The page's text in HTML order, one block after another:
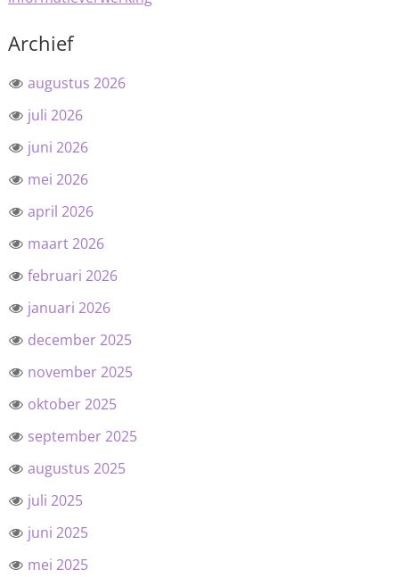
Archief
augustus 2026
juli 2026
juni 2026
mei 2026
april 2026
maart 2026
februari 2026
januari 2026
december 2025
november 2025
oktober 2025
september 2025
augustus 2025
juli 2025
juni 2025
mei 2025